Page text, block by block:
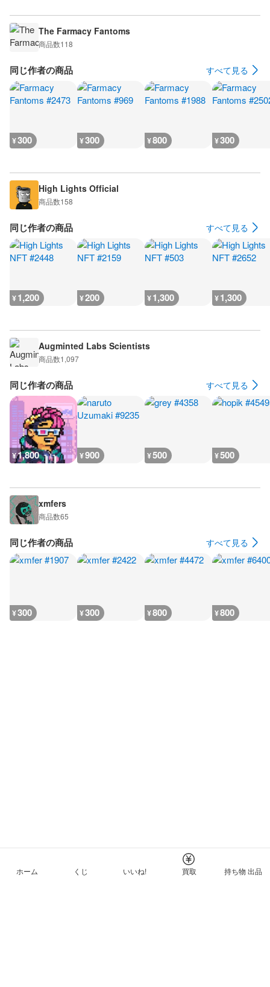
The Farmacy Fantoms
商品数118
同じ作者の商品 すべて見る
¥300 ¥300 ¥800 ¥300
High Lights Official
商品数158
同じ作者の商品 すべて見る
¥1,200 ¥200 ¥1,300 ¥1,300
Augminted Labs Scientists
商品数1,097
同じ作者の商品 すべて見る
¥1,800 ¥900 ¥500 ¥500
xmfers
商品数65
同じ作者の商品 すべて見る
¥300 ¥300 ¥800 ¥800
ホーム くじ いいね! 買取 持ち物 出品